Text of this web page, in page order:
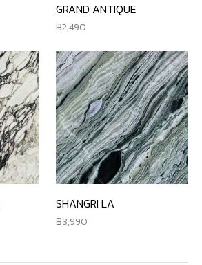
GRAND ANTIQUE
2,490
SHANGRI LA
3,990